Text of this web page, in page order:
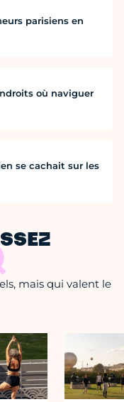
parisiens en
où naviguer
se cachait sur les
mais qui valent le